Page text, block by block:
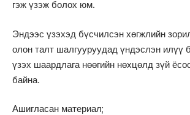
гэж үзэж болох юм.
Эндээс үзэхэд бүсчилсэн хөгжлийн
олон талт шалгууруудад үндэслэн илүү
үзэх шаардлага нөөгийн нөхцөлд зүй
байна.
Ашигласан материал;